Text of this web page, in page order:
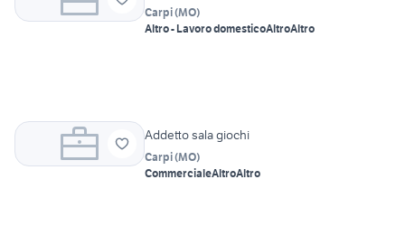
Carpi(MO)
Altro - Lavoro domesticoAltroAltro
Addetto sala giochi
Carpi(MO)
CommercialeAltroAltro